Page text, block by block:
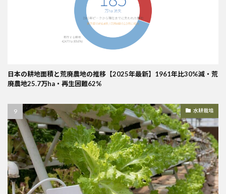
日本の耕地面積と荒廃農地の推移【2025年最新】1961年比30%減・荒
廃農地25.7万ha・再生困難62%
水耕栽培